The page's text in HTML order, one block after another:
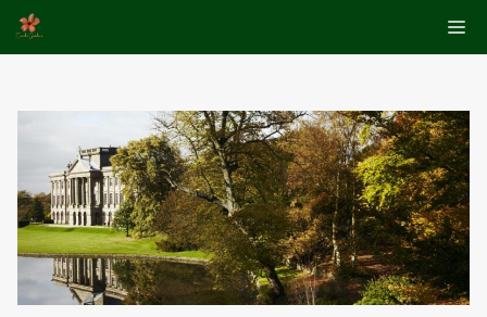
Aller
au